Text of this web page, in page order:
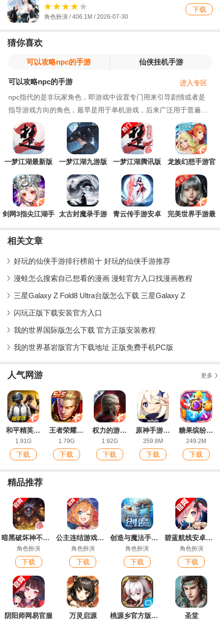
角色扮演 / 406.1M / 2026-07-30
下载
猜你喜欢
可以攻略npc的手游 仙侠挂机手游
可以攻略npc的手游
npc指代的是非玩家角色，即游戏中设置专门用来引导剧情或者是
指导游戏方向的角色，最早是用于单机游戏，后来广泛用于普遍游
戏中。很多游戏中的npc都会有自己的故事，有的拥
进入专区
一梦江湖最新版 一梦江湖九游版
一梦江湖腾讯版
龙族幻想手游官
剑网3指尖江湖手 太古封魔录手游
青云传手游安卓
完美世界手游最
相关文章
好玩的仙侠手游排行榜前十 好玩的仙侠手游推荐
漫蛙怎么搜索自己想看的漫画 漫蛙官方入口找漫画教程
三星Galaxy Z Fold8 Ultra台版怎么下载 三星Galaxy Z
闪玩正版下载安装官方入口
我的世界国际版怎么下载 官方正版安装教程
我的世界基岩版官方下载地址 正版免费手机PC版
人气网游 更多
和平精英手游安卓版
1.91G
下载
王者荣耀最新版本2026
1.79G
下载
权力的游戏凛冬将至手游官方版
1.92G
下载
原神手游最新版
359.8M
下载
糖果缤纷乐ios最新版
249.2M
下载
精品推荐
暗黑破坏神不朽手游官方版
角色扮演
下载
公主连结游戏安卓版
角色扮演
下载
创造与魔法手游官方版
角色扮演
下载
碧蓝航线安卓官服
角色扮演
下载
阴阳师网易官服 万灵启源 桃源乡官方版手游 圣堂